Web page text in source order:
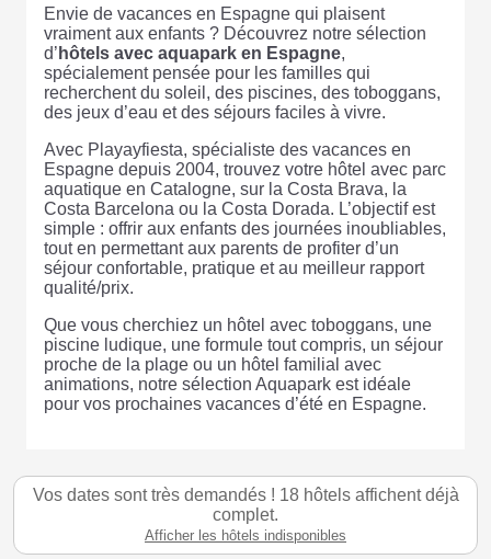
Envie de vacances en Espagne qui plaisent
vraiment aux enfants ? Découvrez notre sélection
d’ hôtels avec aquapark en Espagne,
spécialement pensée pour les familles qui
recherchent du soleil, des piscines, des toboggans,
des jeux d’eau et des séjours faciles à vivre.
Avec Playayfiesta, spécialiste des vacances en
Espagne depuis 2004, trouvez votre hôtel avec parc
aquatique en Catalogne, sur la Costa Brava, la
Costa Barcelona ou la Costa Dorada. L’objectif est
simple : offrir aux enfants des journées inoubliables,
tout en permettant aux parents de profiter d’un
séjour confortable, pratique et au meilleur rapport
qualité/prix.
Que vous cherchiez un hôtel avec toboggans, une
piscine ludique, une formule tout compris, un séjour
proche de la plage ou un hôtel familial avec
animations, notre sélection Aquapark est idéale
pour vos prochaines vacances d’été en Espagne.
Vos dates sont très demandés ! 18 hôtels affichent déjà
complet.
Afficher les hôtels indisponibles